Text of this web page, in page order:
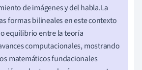
de imágenes y del habla.La
formas bilineales en este contexto
equilibrio entre la teoría
computacionales, mostrando
matemáticos fundacionales